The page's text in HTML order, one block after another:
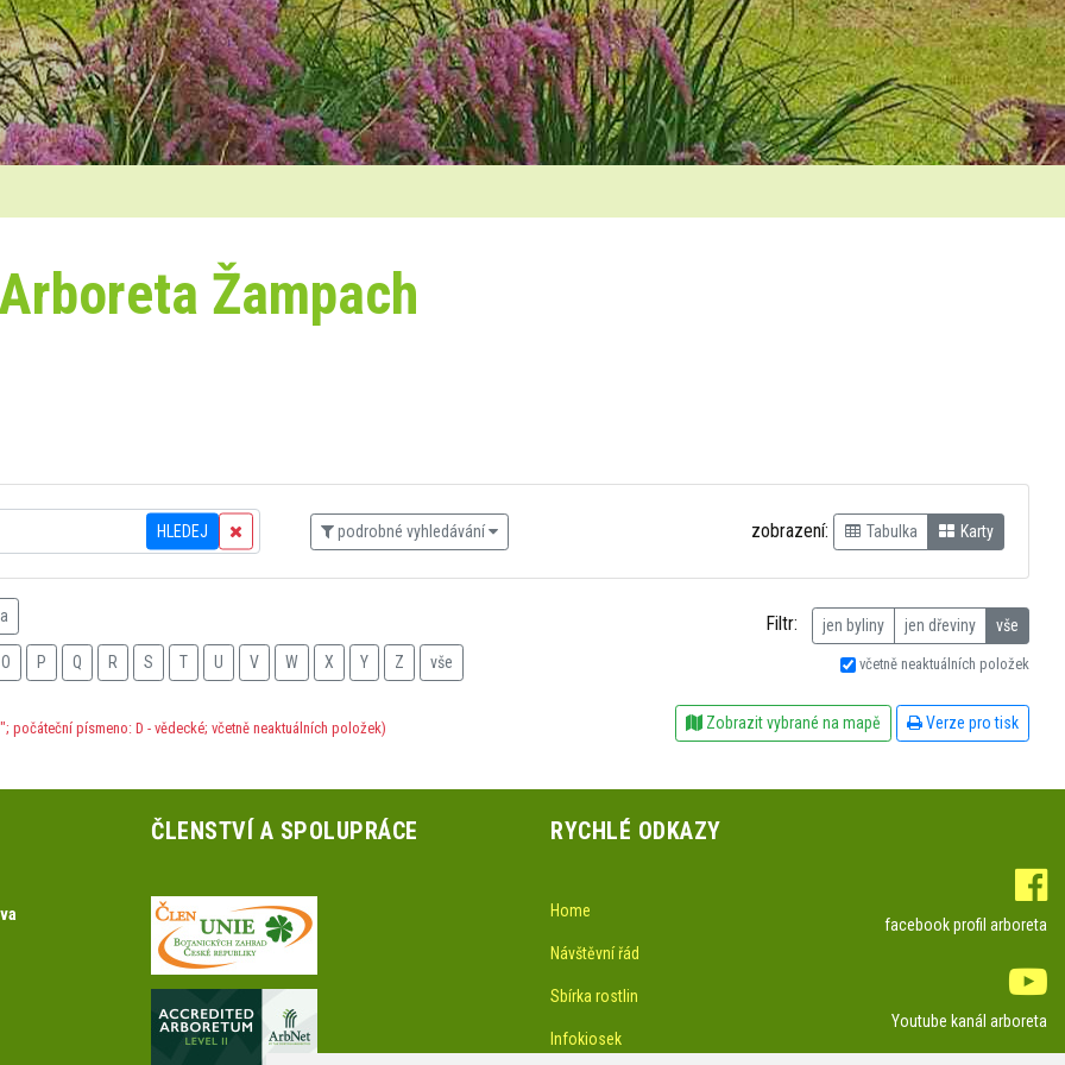
Žampach
HLEDEJ podrobné vyhledávání zobrazení: Tabulka Karty
O P Q R S T U V W X Y Z vše
Filtr: jen byliny jen dřeviny vše
včetně neaktuálních položek
počáteční písmeno: D - vědecké; včetně neaktuálních položek) Zobrazit vybrané na mapě Verze pro tisk
ČLENSTVÍ A SPOLUPRÁCE RYCHLÉ ODKAZY
Home
Návštěvní řád
Sbírka rostlin
Infokiosek
facebook profil arboreta
Youtube kanál arboreta